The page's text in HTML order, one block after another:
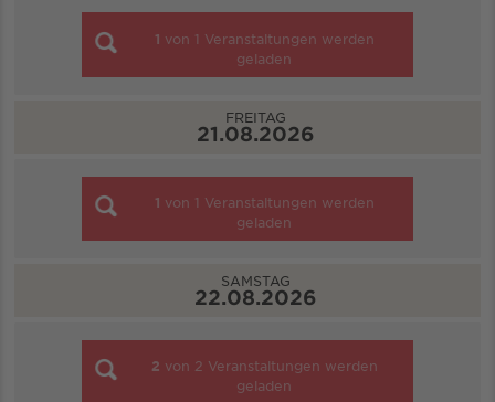
1 von 1 Veranstaltungen werden
geladen
FREITAG
21.08.2026
1 von 1 Veranstaltungen werden
geladen
SAMSTAG
22.08.2026
2 von 2 Veranstaltungen werden
geladen